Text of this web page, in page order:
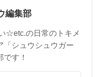
編集部
☆etc.の日常のトキメ
「シュウシュウガー
です！